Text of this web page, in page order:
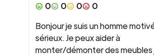
0
0 0
0
Bonjour je suis un homme
sérieux. Je peux aider à
monter/démonter des meubles